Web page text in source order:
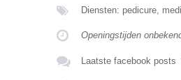
Diensten: pedicure,
Openingstijden
Laatste facebook posts